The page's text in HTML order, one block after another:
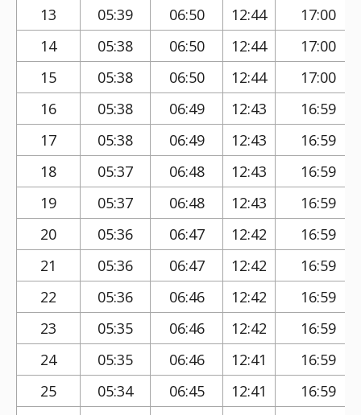
13
05:39 06:50 12:44
17:00
14
05:38 06:50 12:44
17:00
15
05:38 06:50 12:44
17:00
16
05:38 06:49 12:43
16:59
17
05:38 06:49 12:43
16:59
18
05:37 06:48 12:43
16:59
19
05:37 06:48 12:43
16:59
20
05:36 06:47 12:42
16:59
21
05:36 06:47 12:42
16:59
22
05:36 06:46 12:42
16:59
23
05:35 06:46 12:42
16:59
24
05:35 06:46 12:41
16:59
25
05:34 06:45 12:41
16:59